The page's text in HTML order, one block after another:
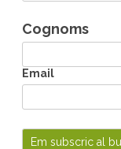
Cognoms
Email